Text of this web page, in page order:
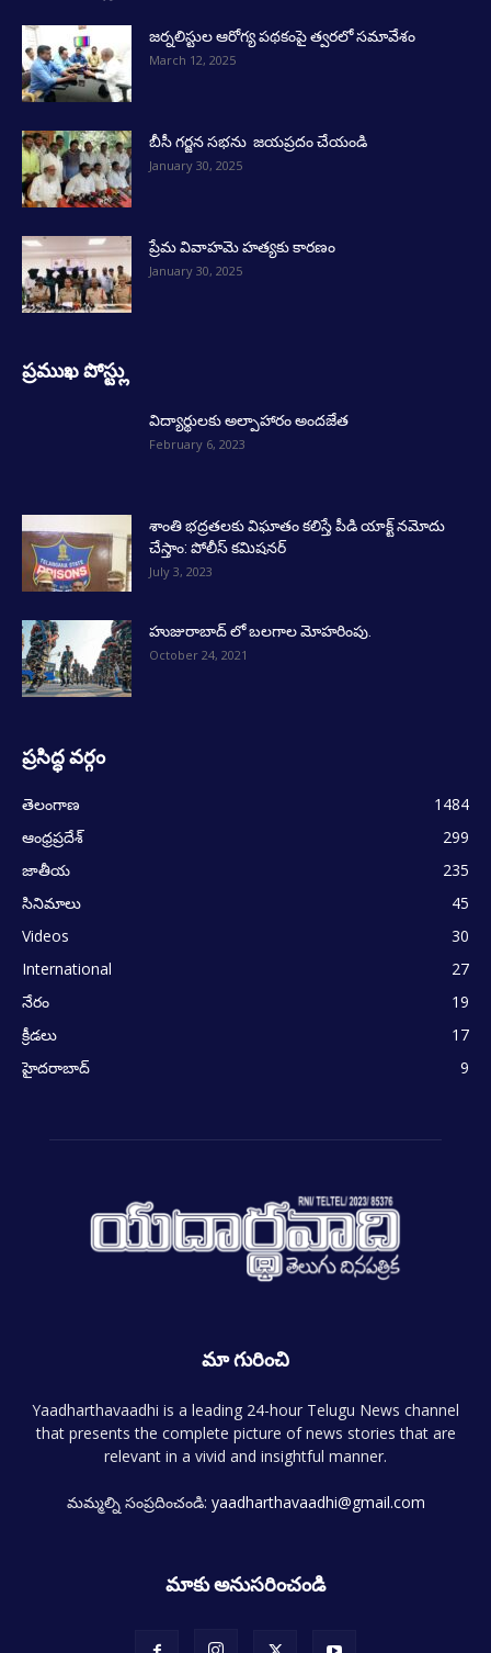
జర్నలిస్టుల ఆరోగ్య పథకంపై త్వరలో సమావేశం
March 12, 2025
బీసీ గర్జన సభను జయప్రదం చేయండి
January 30, 2025
ప్రేమ వివాహమె హత్యకు కారణం
January 30, 2025
ప్రముఖ పోస్ట్లు
విద్యార్థులకు అల్పాహారం అందజేత
February 6, 2023
శాంతి భద్రతలకు విఘాతం కలిస్తే పీడి యాక్ట్ నమోదు
చేస్తాం: పోలీస్ కమిషనర్
July 3, 2023
హుజురాబాద్ లో బలగాల మోహరింపు.
October 24, 2021
ప్రసిద్ధ వర్గం
తెలంగాణ
1484
ఆంధ్రప్రదేశ్
299
జాతీయ
235
సినిమాలు
45
Videos
30
International
27
నేరం
19
క్రీడలు
17
హైదరాబాద్
9
మా గురించి
Yaadharthavaadhi is a leading 24-hour Telugu News channel
that presents the complete picture of news stories that are
relevant in a vivid and insightful manner.
మమ్మల్ని సంప్రదించండి: yaadharthavaadhi@gmail.com
మాకు అనుసరించండి